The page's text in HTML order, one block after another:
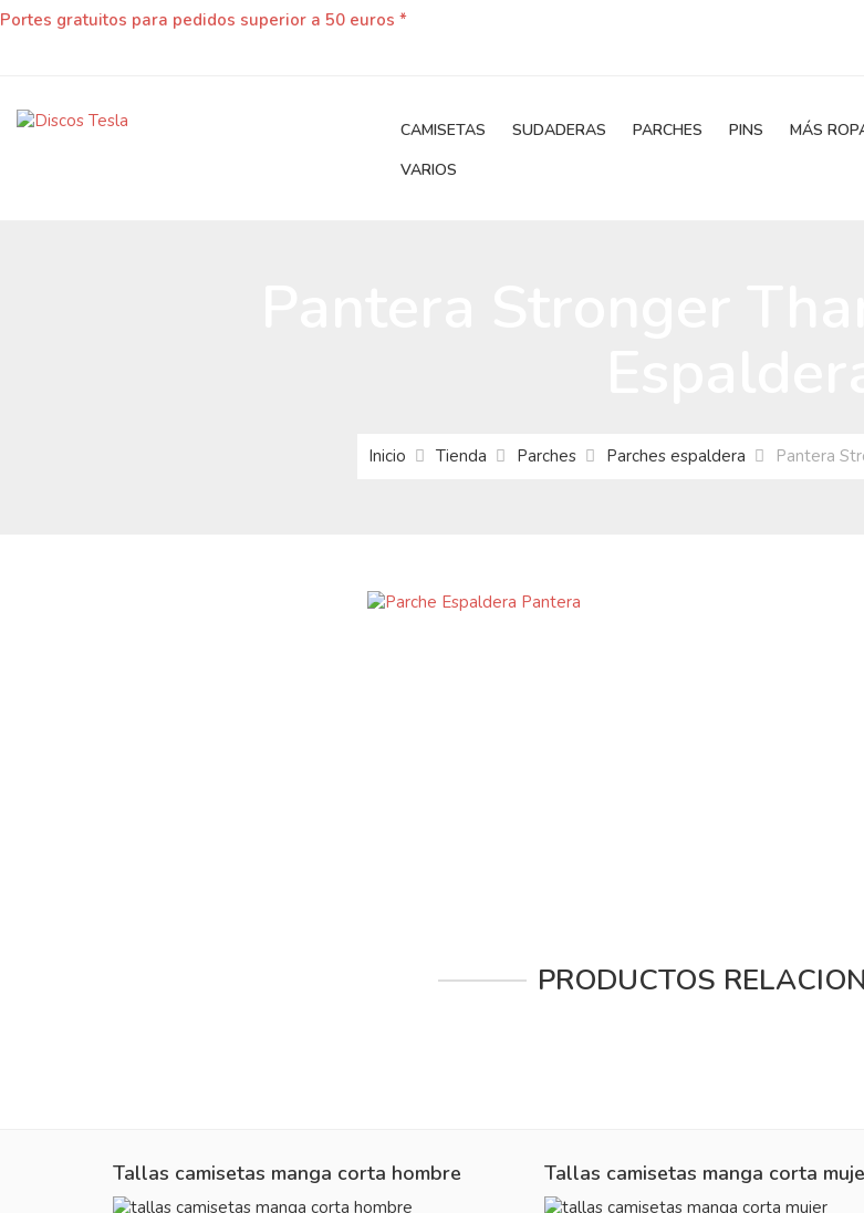
Portes gratuitos para pedidos superior a 50 euros *
CAMISETAS SUDADERAS PARCHES PINS MÁS
VARIOS
Inicio Tienda Parches Parches espaldera Pantera
PRODUCTOS
Tallas camisetas manga corta hombre Tallas camisetas manga corta